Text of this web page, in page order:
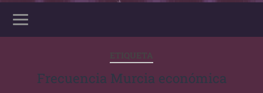
ETIQUETA
Frecuencia Murcia económica